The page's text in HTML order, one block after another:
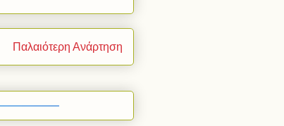
Παλαιότερη Ανάρτηση